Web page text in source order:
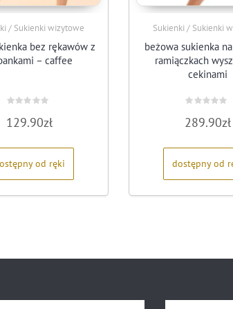
/ Sukienki wizytowe
bez rękawów z
– caffee
0
na
129.90zł
od ręki
Sukienki / Sukienki
beżowa sukienka
ramiączkach
cekinami
0
na
289.90zł
dostępny od